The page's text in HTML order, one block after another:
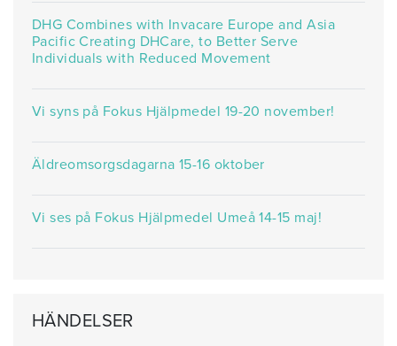
DHG Combines with Invacare Europe and Asia
Pacific Creating DHCare, to Better Serve
Individuals with Reduced Movement
Vi syns på Fokus Hjälpmedel 19-20 november!
Äldreomsorgsdagarna 15-16 oktober
Vi ses på Fokus Hjälpmedel Umeå 14-15 maj!
HÄNDELSER